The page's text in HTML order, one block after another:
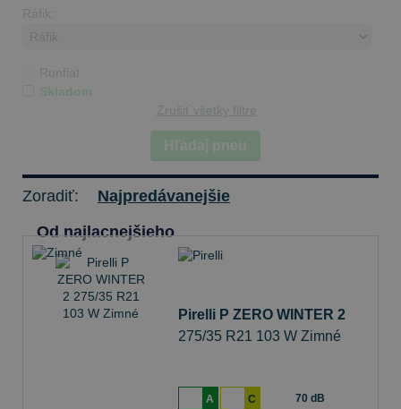
Ráfik:
Runflat
Skladom
Zrušiť všetky filtre
Hľadaj pneu
Zoradiť:
Najpredávanejšie
Od najlacnejšieho
Pirelli P ZERO WINTER 2
275/35 R21 103 W Zimné
A C 70 dB